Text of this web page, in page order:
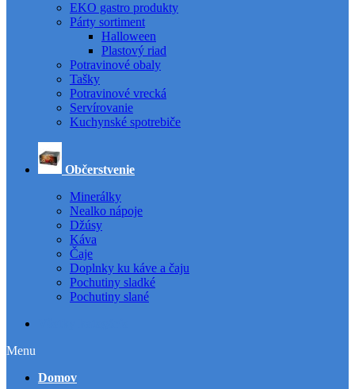
EKO gastro produkty
Párty sortiment
Halloween
Plastový riad
Potravinové obaly
Tašky
Potravinové vrecká
Servírovanie
Kuchynské spotrebiče
Občerstvenie
Minerálky
Nealko nápoje
Džúsy
Káva
Čaje
Doplnky ku káve a čaju
Pochutiny sladké
Pochutiny slané
Menu
Domov